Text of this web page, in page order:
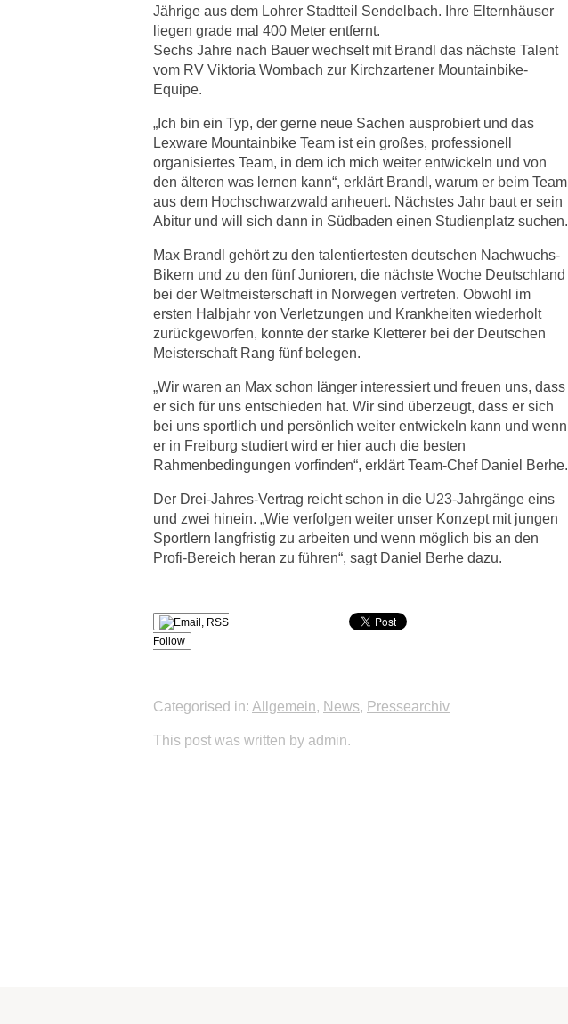
Jährige aus dem Lohrer Stadtteil Sendelbach. Ihre Elternhäuser
liegen grade mal 400 Meter entfernt.
Sechs Jahre nach Bauer wechselt mit Brandl das nächste Talent
vom RV Viktoria Wombach zur Kirchzartener Mountainbike-
Equipe.
„Ich bin ein Typ, der gerne neue Sachen ausprobiert und das
Lexware Mountainbike Team ist ein großes, professionell
organisiertes Team, in dem ich mich weiter entwickeln und von
den älteren was lernen kann“, erklärt Brandl, warum er beim Team
aus dem Hochschwarzwald anheuert. Nächstes Jahr baut er sein
Abitur und will sich dann in Südbaden einen Studienplatz suchen.
Max Brandl gehört zu den talentiertesten deutschen Nachwuchs-
Bikern und zu den fünf Junioren, die nächste Woche Deutschland
bei der Weltmeisterschaft in Norwegen vertreten. Obwohl im
ersten Halbjahr von Verletzungen und Krankheiten wiederholt
zurückgeworfen, konnte der starke Kletterer bei der Deutschen
Meisterschaft Rang fünf belegen.
„Wir waren an Max schon länger interessiert und freuen uns, dass
er sich für uns entschieden hat. Wir sind überzeugt, dass er sich
bei uns sportlich und persönlich weiter entwickeln kann und wenn
er in Freiburg studiert wird er hier auch die besten
Rahmenbedingungen vorfinden“, erklärt Team-Chef Daniel Berhe.
Der Drei-Jahres-Vertrag reicht schon in die U23-Jahrgänge eins
und zwei hinein. „Wie verfolgen weiter unser Konzept mit jungen
Sportlern langfristig zu arbeiten und wenn möglich bis an den
Profi-Bereich heran zu führen“, sagt Daniel Berhe dazu.
Follow
Categorised in: Allgemein, News, Pressearchiv
This post was written by admin.